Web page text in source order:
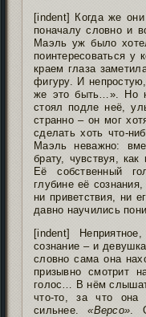
[indent] Когда же
поначалу словно и
Маэль уж было
поинтересоваться у
краем глаза
фигуру. И
же это быть…». Но
стоял подле неё,
странно – он мог
сделать хоть что-
Маэль неважно:
брату, чувствуя, как
Её собственный
глубине её
ни приветствия, ни
давно научились
[indent]
сознание – и
словно сама она
призывно смотрит
голос… В нём
что-то, за что
сильнее.«Версо».